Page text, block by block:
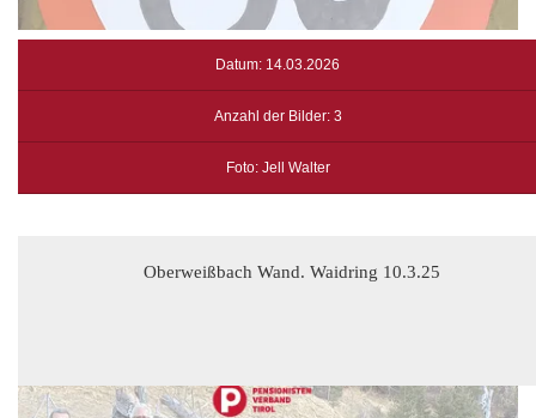
Datum: 14.03.2026
Anzahl der Bilder: 3
Foto: Jell Walter
Oberweißbach Wand. Waidring 10.3.25